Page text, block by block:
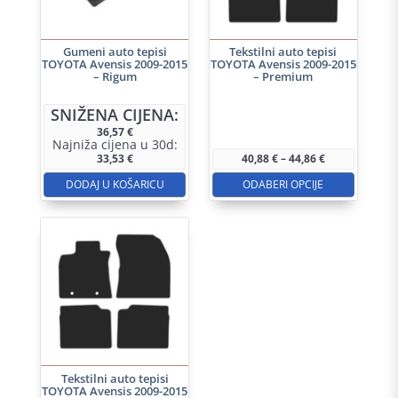
Gumeni auto tepisi
TOYOTA Avensis 2009-2015
– Rigum
SNIŽENA CIJENA:
36,57€
Najniža cijena u 30d:
33,53€
DODAJ U KOŠARICU
Tekstilni auto tepisi
TOYOTA Avensis 2009-2015
– Premium
40,88€–44,86€Raspon
cijena:
40,88 €
do
ODABERI OPCIJE
više
varijanti.
Tekstilni auto tepisi
TOYOTA Avensis 2009-2015